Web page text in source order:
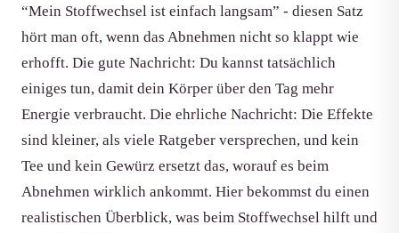
“Mein Stoffwechsel ist einfach langsam” - diesen Satz
hört man oft, wenn das Abnehmen nicht so klappt wie
erhofft. Die gute Nachricht: Du kannst tatsächlich
einiges tun, damit dein Körper über den Tag mehr
Energie verbraucht. Die ehrliche Nachricht: Die Effekte
sind kleiner, als viele Ratgeber versprechen, und kein
Tee und kein Gewürz ersetzt das, worauf es beim
Abnehmen wirklich ankommt. Hier bekommst du einen
realistischen Überblick, was beim Stoffwechsel hilft und